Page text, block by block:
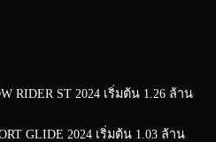
RIDER ST 2024 เริ่มต้น 1.26 ล้าน
GLIDE 2024 เริ่มต้น 1.03 ล้าน